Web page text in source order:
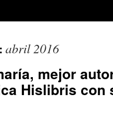
abril 2016
mejor
Hislibris con